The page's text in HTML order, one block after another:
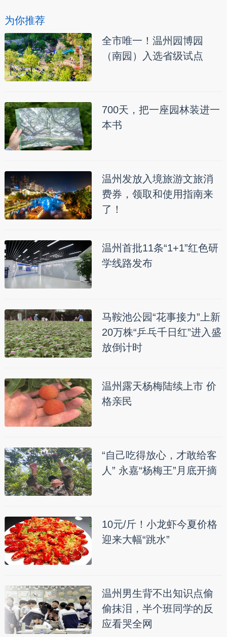
为你推荐
全市唯一！温州园博园
（南园）入选省级试点
700天，把一座园林装进一
本书
温州发放入境旅游文旅消
费券，领取和使用指南来
了！
温州首批11条“1+1”红色研
学线路发布
马鞍池公园“花事接力”上新
20万株“乒乓千日红”进入盛
放倒计时
温州露天杨梅陆续上市 价
格亲民
“自己吃得放心，才敢给客
人” 永嘉“杨梅王”月底开摘
10元/斤！小龙虾今夏价格
迎来大幅“跳水”
温州男生背不出知识点偷
偷抹泪，半个班同学的反
应看哭全网